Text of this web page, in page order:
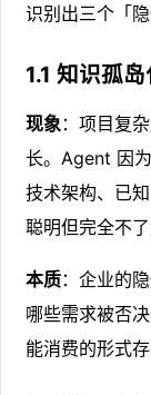
识别出三个「
1.1 知识孤
现象 ：项目复
长。Agent 因
技术架构、已
聪明但完全不
本质：企业的
哪些需求被否
能消费的形式存